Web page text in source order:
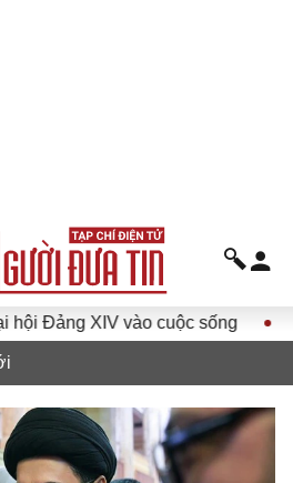
XIV vào cuộc sống Hướng